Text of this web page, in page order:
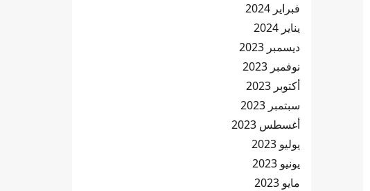
فبراير 2024
يناير 2024
ديسمبر 2023
نوفمبر 2023
أكتوبر 2023
سبتمبر 2023
أغسطس 2023
يوليو 2023
يونيو 2023
مايو 2023